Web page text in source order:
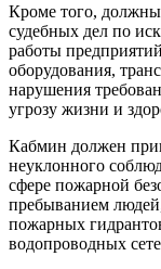
Кроме того,
судебных дел по
работы
оборудования,
нарушения
угрозу жизни и
Кабмин должен
неуклонного
сфере пожарной
пребыванием
пожарных
водопроводных